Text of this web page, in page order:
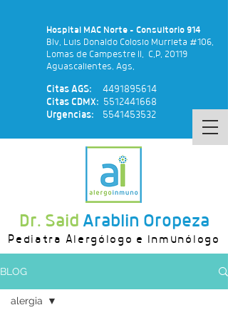
Hospital MAC Norte - Consultorio 914
Blv. Luis Donaldo Colosio Murrieta #106.
Lomas de Campestre II. C.P. 20119
Aguascalientes, Ags.
Citas AGS: 4491895614
Citas CDMX: 5512441668
Urgencias: 5541453532
Dr. Said Arablin Oropeza
Pediatra Alergólogo e Inmunólogo
BLOG
alergia